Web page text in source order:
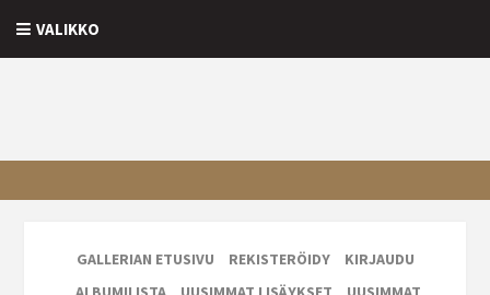
VALIKKO
GALLERIAN ETUSIVU REKISTERÖIDY
KIRJAUDU